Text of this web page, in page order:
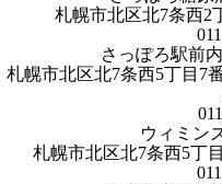
札幌市北区北7条西2
さっぽろ駅前
札幌市北区北7条西5丁目7
ウィミン
札幌市北区北7条西5丁